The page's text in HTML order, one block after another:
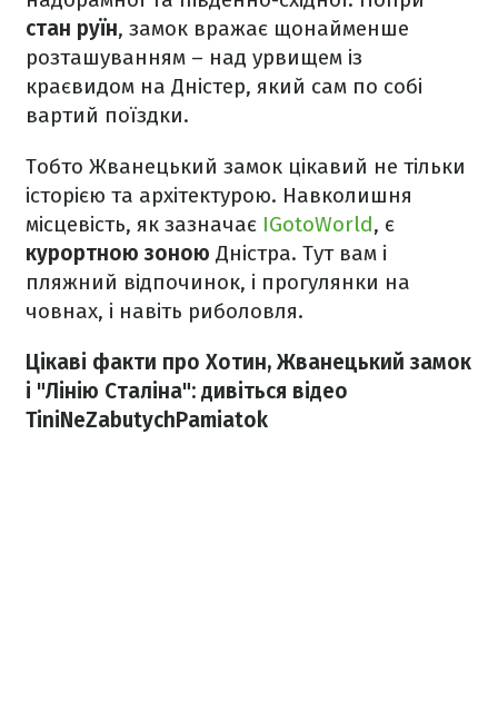
стан руїн, замок вражає щонайменше
розташуванням – над урвищем із
краєвидом на Дністер, який сам по собі
вартий поїздки.
Тобто Жванецький замок цікавий не тільки
історією та архітектурою. Навколишня
місцевість, як зазначає IGotoWorld, є
курортною зоною Дністра. Тут вам і
пляжний відпочинок, і прогулянки на
човнах, і навіть риболовля.
Цікаві факти про Хотин, Жванецький замок
і "Лінію Сталіна": дивіться відео
TiniNeZabutychPamiatok